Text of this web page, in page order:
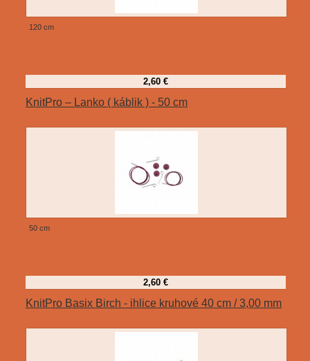
120 cm
2,60 €
KnitPro – Lanko ( káblik ) - 50 cm
50 cm
2,60 €
KnitPro Basix Birch - ihlice kruhové 40 cm / 3,00 mm